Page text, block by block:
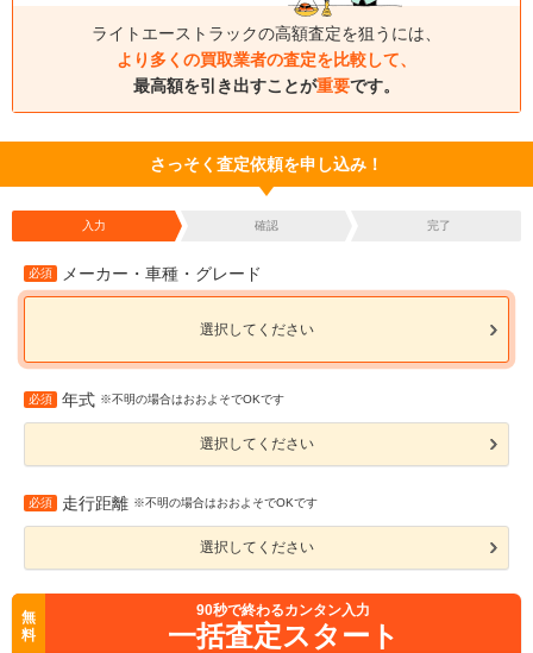
ライトエーストラックの高額査定を狙うには、
より多くの買取業者の査定を比較して、
最高額を引き出すことが重要です。
さっそく査定依頼を申し込み！
入力 確認 完了
必須 メーカー・車種・グレード
選択してください
必須 年式 ※不明の場合はおおよそでOKです
選択してください
必須 走行距離 ※不明の場合はおおよそでOKです
選択してください
無
料
90秒で終わるカンタン入力
一括査定スタート